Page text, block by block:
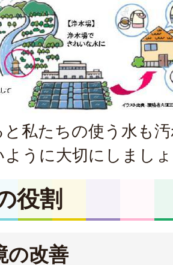
と私たちの使う水も
ように大切にしまし
役割
の改善